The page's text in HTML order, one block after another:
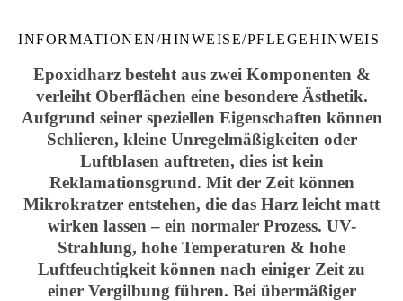
INFORMATIONEN/HINWEISE/PFLEGEHINWEIS
Epoxidharz besteht aus zwei Komponenten &
verleiht Oberflächen eine besondere Ästhetik.
Aufgrund seiner speziellen Eigenschaften können
Schlieren, kleine Unregelmäßigkeiten oder
Luftblasen auftreten, dies ist kein
Reklamationsgrund. Mit der Zeit können
Mikrokratzer entstehen, die das Harz leicht matt
wirken lassen – ein normaler Prozess. UV-
Strahlung, hohe Temperaturen & hohe
Luftfeuchtigkeit können nach einiger Zeit zu
einer Vergilbung führen. Bei übermäßiger